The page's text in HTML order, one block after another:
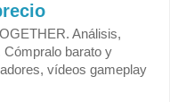
Análisis,
barato y
vídeos gameplay